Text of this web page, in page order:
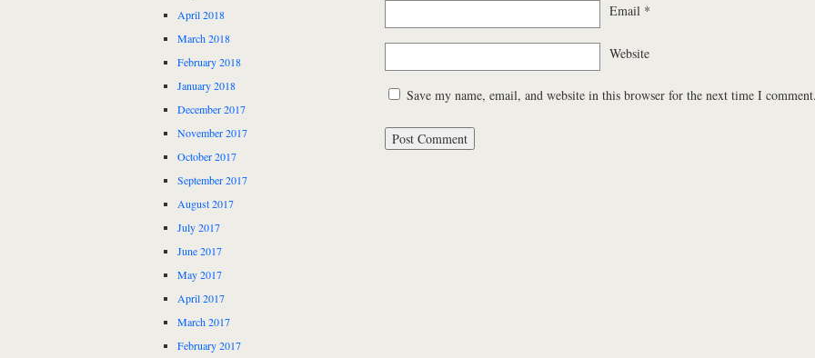
Email *
Website
Save my name, email, and website in this browser for the next time I
April 2018
March 2018
February 2018
January 2018
December 2017
November 2017
October 2017
September 2017
August 2017
July 2017
June 2017
May 2017
April 2017
March 2017
February 2017